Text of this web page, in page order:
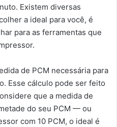
Existem diversas
a ideal para você, é
para as ferramentas que
de PCM necessária para
Esse cálculo pode ser feito
que a medida de
do seu PCM — ou
com 10 PCM, o ideal é